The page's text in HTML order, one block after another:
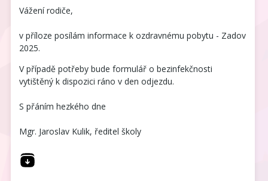
Vážení rodiče,
v příloze posílám informace k ozdravnému pobytu - Zadov
2025.
V případě potřeby bude formulář o bezinfekčnosti
vytištěný k dispozici ráno v den odjezdu.
S přáním hezkého dne
Mgr. Jaroslav Kulik, ředitel školy